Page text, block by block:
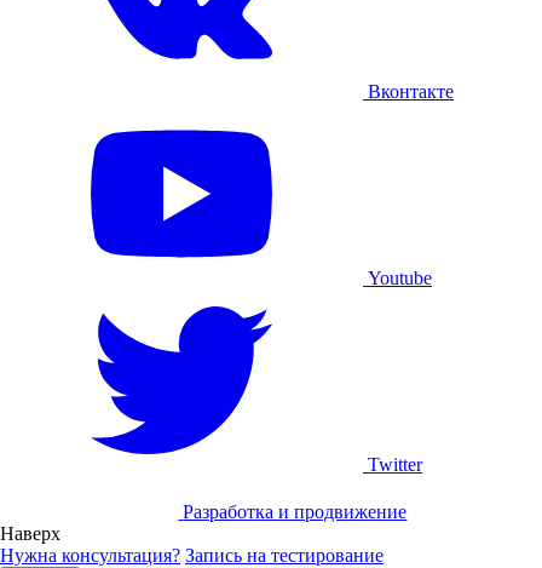
Вконтакте
Youtube
Twitter
Разработка и продвижение
Наверх
Нужна консультация? Запись на тестирование